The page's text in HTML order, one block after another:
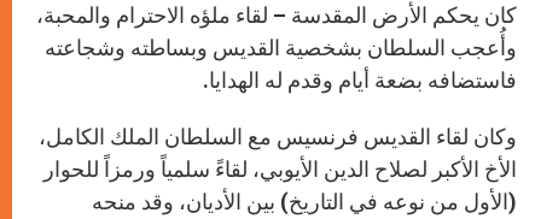
كان يحكم الأرض المقدسة – لقاء ملؤه الاحترام والمحبة،
وأُعجب السلطان بشخصية القديس وبساطته وشجاعته
فاستضافه بضعة أيام وقدم له الهدايا.
وكان لقاء القديس فرنسيس مع السلطان الملك الكامل،
الأخ الأكبر لصلاح الدين الأيوبي، لقاءً سلمياً ورمزاً للحوار
(الأول من نوعه في التاريخ) بين الأديان، وقد منحه